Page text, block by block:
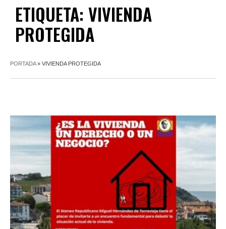
ETIQUETA:VIVIENDA
PROTEGIDA
PORTADA» VIVIENDA PROTEGIDA